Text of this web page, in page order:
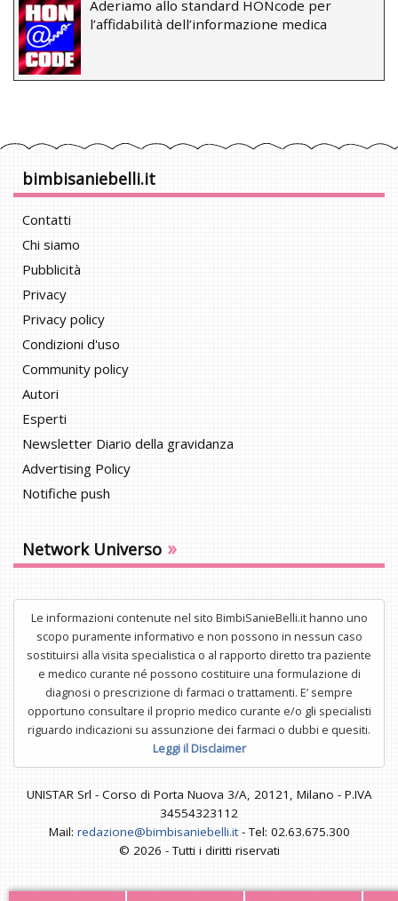
Aderiamo allo standard HONcode per
l’affidabilità dell’informazione medica
bimbisaniebelli.it
Contatti
Chi siamo
Pubblicità
Privacy
Privacy policy
Condizioni d'uso
Community policy
Autori
Esperti
Newsletter Diario della gravidanza
Advertising Policy
Notifiche push
Network Universo »
Le informazioni contenute nel sito BimbiSanieBelli.it hanno uno
scopo puramente informativo e non possono in nessun caso
sostituirsi alla visita specialistica o al rapporto diretto tra paziente
e medico curante né possono costituire una formulazione di
diagnosi o prescrizione di farmaci o trattamenti. E’ sempre
opportuno consultare il proprio medico curante e/o gli specialisti
riguardo indicazioni su assunzione dei farmaci o dubbi e quesiti.
Leggi il Disclaimer
UNISTAR Srl - Corso di Porta Nuova 3/A, 20121, Milano - P.IVA
34554323112
Mail: redazione@bimbisaniebelli.it- Tel: 02.63.675.300
© 2026 - Tutti i diritti riservati